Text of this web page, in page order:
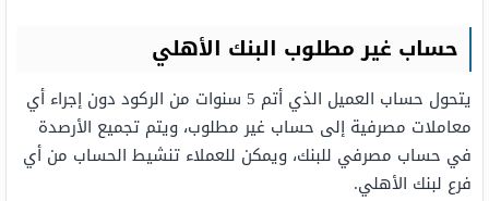
حساب غير مطلوب البنك الأهلي
يتحول حساب العميل الذي أتم 5 سنوات من الركود دون إجراء أي
معاملات مصرفية إلى حساب غير مطلوب، ويتم تجميع الأرصدة
في حساب مصرفي للبنك، ويمكن للعملاء تنشيط الحساب من أي
فرع لبنك الأهلي.